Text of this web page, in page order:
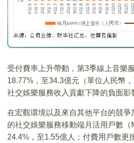
受付費率上升帶動，第3季線上音樂
18.77%，至34.3億元（單位人民幣
社交娛樂服務收入貢獻下降的負面影
在宏觀環境以及來自其他平台的競爭
的社交娛樂服務移動端月活用戶數（
24.4%，至1.55億人；付費用戶數更